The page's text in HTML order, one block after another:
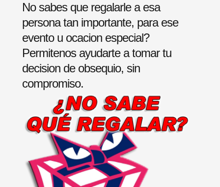
No sabes que regalarle a esa
persona tan importante, para ese
evento u ocacion especial?
Permitenos ayudarte a tomar tu
decision de obsequio, sin
compromiso.